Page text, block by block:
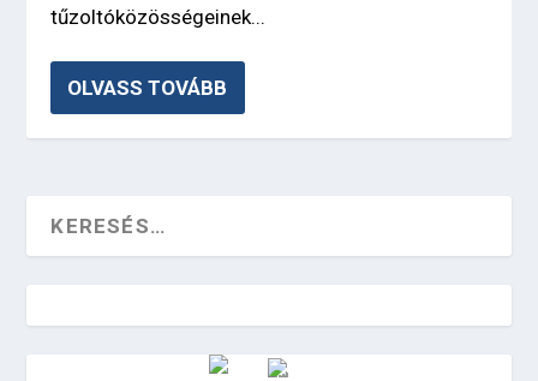
tűzoltóközösségeinek...
OLVASS TOVÁBB